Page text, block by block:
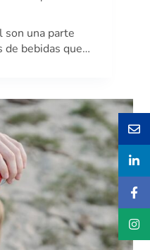
son una parte
de bebidas que…